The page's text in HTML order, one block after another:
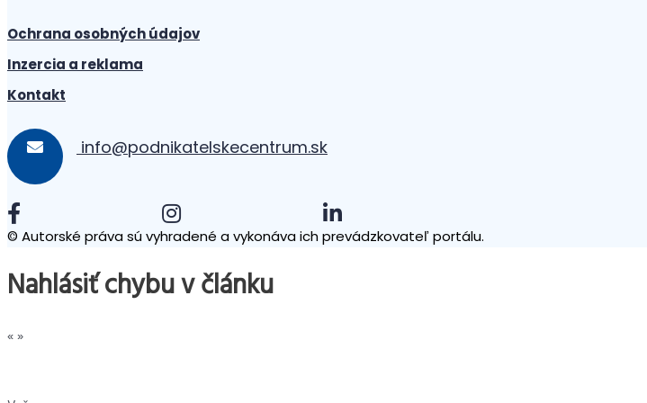
Ochrana osobných údajov
Inzercia a reklama
Kontakt
info@podnikatelskecentrum.sk
© Autorské práva sú vyhradené a vykonáva ich prevádzkovateľ portálu.
Nahlásiť chybu v článku
«»